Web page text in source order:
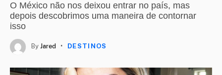
O México não nos deixou entrar no país, mas
depois descobrimos uma maneira de contornar
isso
By Jared DESTINOS